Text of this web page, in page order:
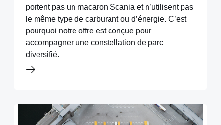
portent pas un macaron Scania et n’utilisent pas
le même type de carburant ou d’énergie. C’est
pourquoi notre offre est conçue pour
accompagner une constellation de parc
diversifié.